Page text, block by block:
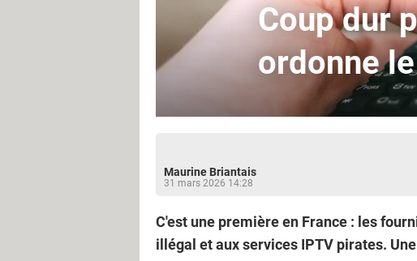
Coup dur
ordonne
Maurine Briantais
31 mars 2026 14:28
C'est une première en France : les
illégal et aux services IPTV pirates.